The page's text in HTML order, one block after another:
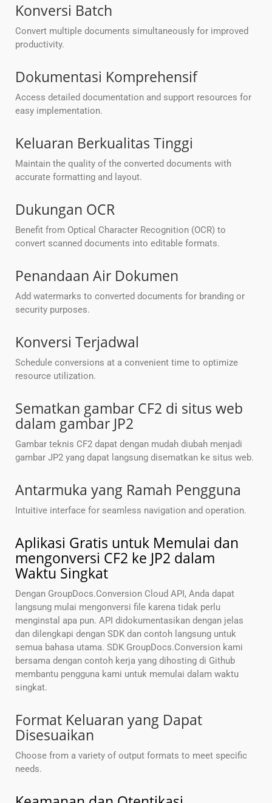
Konversi Batch
Convert multiple documents simultaneously for improved
productivity.
Dokumentasi Komprehensif
Access detailed documentation and support resources for
easy implementation.
Keluaran Berkualitas Tinggi
Maintain the quality of the converted documents with
accurate formatting and layout.
Dukungan OCR
Benefit from Optical Character Recognition (OCR) to
convert scanned documents into editable formats.
Penandaan Air Dokumen
Add watermarks to converted documents for branding or
security purposes.
Konversi Terjadwal
Schedule conversions at a convenient time to optimize
resource utilization.
Sematkan gambar CF2 di situs web
dalam gambar JP2
Gambar teknis CF2 dapat dengan mudah diubah menjadi
gambar JP2 yang dapat langsung disematkan ke situs web.
Antarmuka yang Ramah Pengguna
Intuitive interface for seamless navigation and operation.
Aplikasi Gratis untuk Memulai dan
mengonversi CF2 ke JP2 dalam
Waktu Singkat
Dengan GroupDocs.Conversion Cloud API, Anda dapat
langsung mulai mengonversi file karena tidak perlu
menginstal apa pun. API didokumentasikan dengan jelas
dan dilengkapi dengan SDK dan contoh langsung untuk
semua bahasa utama. SDK GroupDocs.Conversion kami
bersama dengan contoh kerja yang dihosting di Github
membantu pengguna kami untuk memulai dalam waktu
singkat.
Format Keluaran yang Dapat
Disesuaikan
Choose from a variety of output formats to meet specific
needs.